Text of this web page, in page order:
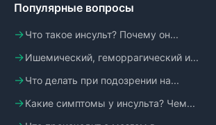
Популярные вопросы
Что такое инсульт? Почему он...
Ишемический, геморрагический и...
Что делать при подозрении на...
Какие симптомы у инсульта? Чем...